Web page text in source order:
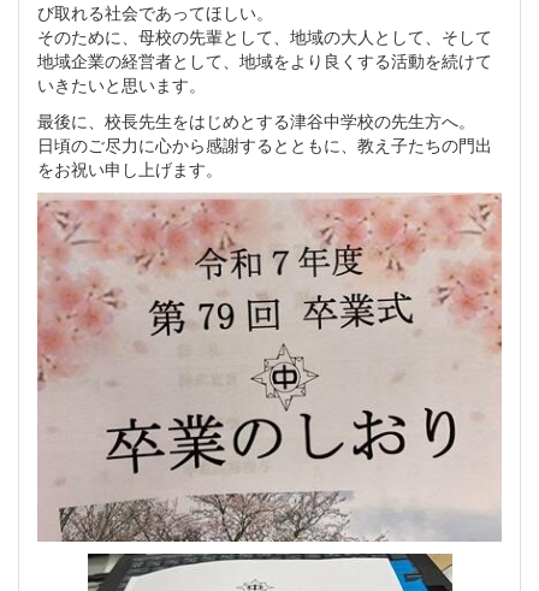
び取れる社会であってほしい。
そのために、母校の先輩として、地域の大人として、そして
地域企業の経営者として、地域をより良くする活動を続けて
いきたいと思います。
最後に、校長先生をはじめとする津谷中学校の先生方へ。
日頃のご尽力に心から感謝するとともに、教え子たちの門出
をお祝い申し上げます。